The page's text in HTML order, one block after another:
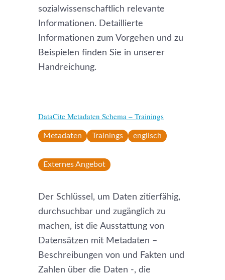
sozialwissenschaftlich relevante
Informationen. Detaillierte
Informationen zum Vorgehen und zu
Beispielen finden Sie in unserer
Handreichung.
DataCite Metadaten Schema – Trainings
Metadaten Trainings englisch
Externes Angebot
Der Schlüssel, um Daten zitierfähig,
durchsuchbar und zugänglich zu
machen, ist die Ausstattung von
Datensätzen mit Metadaten –
Beschreibungen von und Fakten und
Zahlen über die Daten -, die